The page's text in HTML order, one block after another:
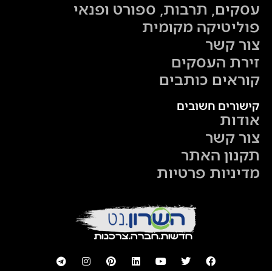
עסקים, תרבות, ספורט ופנאי
פוליטיקה מקומית
צור קשר
זירת העסקים
קוראים כותבים
קישורים חשובים
אודות
צור קשר
תקנון האתר
מדיניות פרטיות